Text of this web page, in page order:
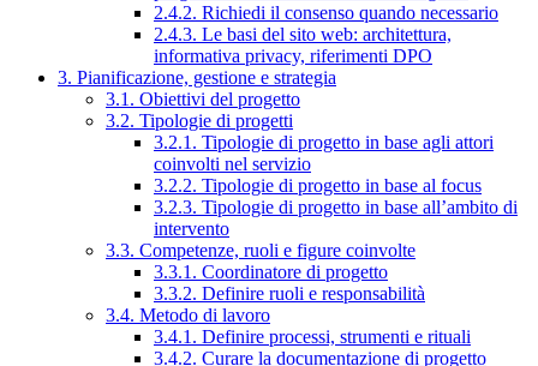
2.4.2. Richiedi il consenso quando necessario
2.4.3. Le basi del sito web: architettura,
informativa privacy, riferimenti DPO
3. Pianificazione, gestione e strategia
3.1. Obiettivi del progetto
3.2. Tipologie di progetti
3.2.1. Tipologie di progetto in base agli attori
coinvolti nel servizio
3.2.2. Tipologie di progetto in base al focus
3.2.3. Tipologie di progetto in base all’ambito di
intervento
3.3. Competenze, ruoli e figure coinvolte
3.3.1. Coordinatore di progetto
3.3.2. Definire ruoli e responsabilità
3.4. Metodo di lavoro
3.4.1. Definire processi, strumenti e rituali
3.4.2. Curare la documentazione di progetto